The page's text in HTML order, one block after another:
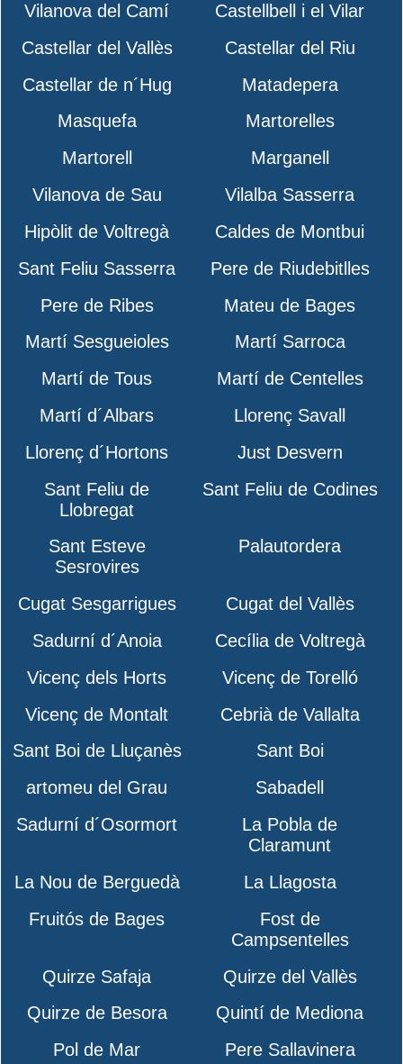
Vilanova del Camí
Castellbell i el Vilar
Castellar del Vallès
Castellar del Riu
Castellar de n´Hug
Matadepera
Masquefa
Martorelles
Martorell
Marganell
Vilanova de Sau
Vilalba Sasserra
Hipòlit de Voltregà
Caldes de Montbui
Sant Feliu Sasserra
Pere de Riudebitlles
Pere de Ribes
Mateu de Bages
Martí Sesgueioles
Martí Sarroca
Martí de Tous
Martí de Centelles
Martí d´Albars
Llorenç Savall
Llorenç d´Hortons
Just Desvern
Sant Feliu de
Llobregat
Sant Feliu de Codines
Sant Esteve
Sesrovires
Palautordera
Cugat Sesgarrigues
Cugat del Vallès
Sadurní d´Anoia
Cecília de Voltregà
Vicenç dels Horts
Vicenç de Torelló
Vicenç de Montalt
Cebrià de Vallalta
Sant Boi de Lluçanès
Sant Boi
artomeu del Grau
Sabadell
Sadurní d´Osormort
La Pobla de
Claramunt
La Nou de Berguedà
La Llagosta
Fruitós de Bages
Fost de
Campsentelles
Quirze Safaja
Quirze del Vallès
Quirze de Besora
Quintí de Mediona
Pol de Mar
Pere Sallavinera